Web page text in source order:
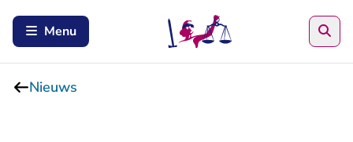
Menu
Nieuws